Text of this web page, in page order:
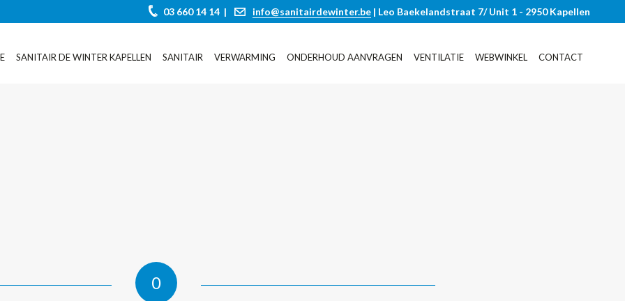
03 660 14 14 | info@sanitairdewinter.be | Leo Baekelandstraat 7/ Unit 1 - 2950 Kapellen
SANITAIR DE WINTER KAPELLEN SANITAIR VERWARMING ONDERHOUD AANVRAGEN VENTILATIE WEBWINKEL CONTACT
0